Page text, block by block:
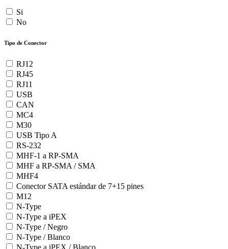
Si
No
Tipo de Conector
RJ12
RJ45
RJ11
USB
CAN
MC4
M30
USB Tipo A
RS-232
MHF-1 a RP-SMA
MHF a RP-SMA / SMA
MHF4
Conector SATA estándar de 7+15 pines
M12
N-Type
N-Type a iPEX
N-Type / Negro
N-Type / Blanco